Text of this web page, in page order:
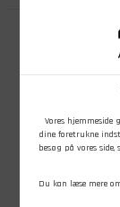
Vores
dine foretrukne
besøg på vores
Du kan læse mere